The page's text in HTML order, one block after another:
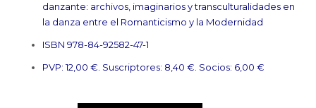
danzante: archivos, imaginarios y transculturalidades en
la danza entre el Romanticismo y la Modernidad
ISBN 978-84-92582-47-1
PVP: 12,00 €. Suscriptores: 8,40 €. Socios: 6,00 €